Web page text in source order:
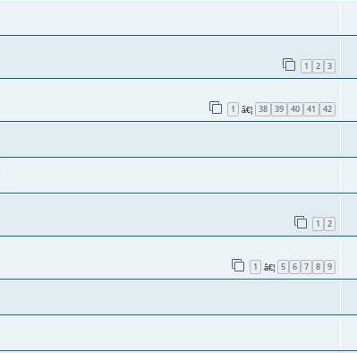
1 2 3
1 â€¦ 38 39 40 41 42
1 2
1 â€¦ 5 6 7 8 9